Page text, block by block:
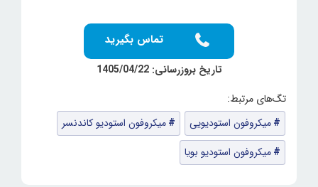
تماس بگیرید
تاریخ بروزرسانی: 1405/04/22
میکروفون استودیویی
میکروفون استودیو کاندنسر
میکروفون استودیو بویا